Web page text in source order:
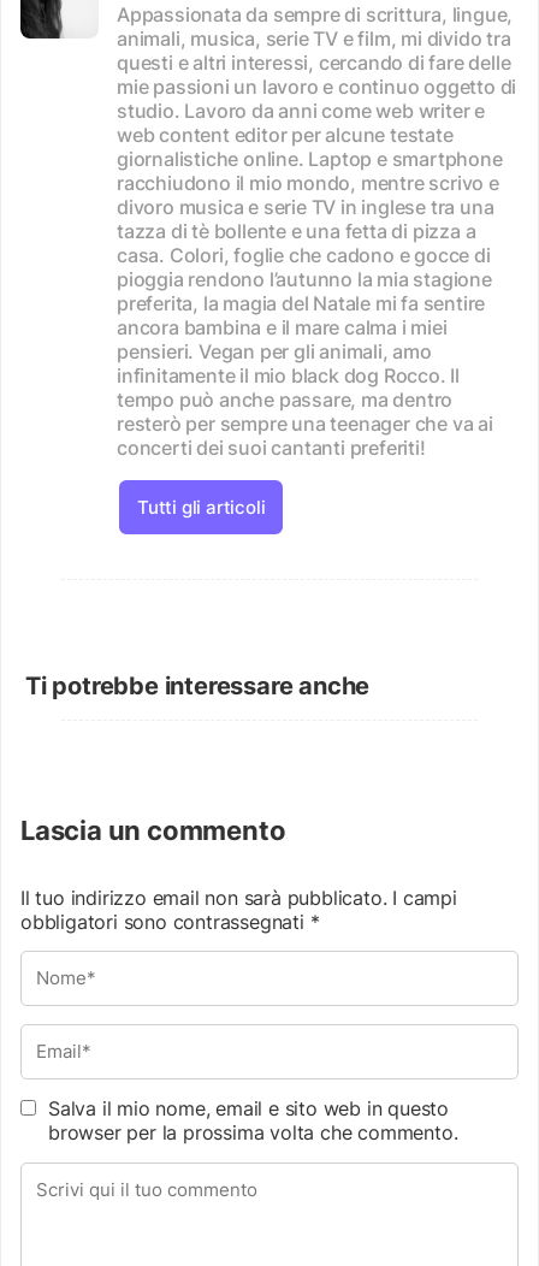
Appassionata da sempre di scrittura, lingue,
animali, musica, serie TV e film, mi divido tra
questi e altri interessi, cercando di fare delle
mie passioni un lavoro e continuo oggetto di
studio. Lavoro da anni come web writer e
web content editor per alcune testate
giornalistiche online. Laptop e smartphone
racchiudono il mio mondo, mentre scrivo e
divoro musica e serie TV in inglese tra una
tazza di tè bollente e una fetta di pizza a
casa. Colori, foglie che cadono e gocce di
pioggia rendono l’autunno la mia stagione
preferita, la magia del Natale mi fa sentire
ancora bambina e il mare calma i miei
pensieri. Vegan per gli animali, amo
infinitamente il mio black dog Rocco. Il
tempo può anche passare, ma dentro
resterò per sempre una teenager che va ai
concerti dei suoi cantanti preferiti!
Tutti gli articoli
Ti potrebbe interessare anche
Lascia un commento
Il tuo indirizzo email non sarà pubblicato. I campi
obbligatori sono contrassegnati *
Salva il mio nome, email e sito web in questo
browser per la prossima volta che commento.